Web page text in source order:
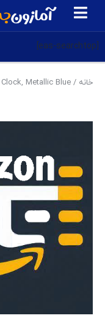
[eas-searchtop]
خانه / Seiko Marui Bedside Alarm Clock, Metallic Blue